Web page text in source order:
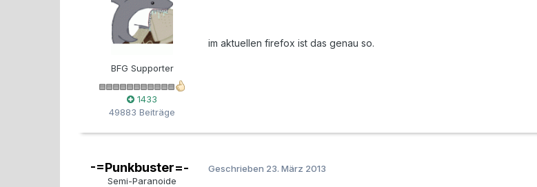
BFG Supporter
1433
49883 Beiträge
im aktuellen firefox ist das genau so.
-=Punkbuster=-
Semi-Paranoide
Geschrieben 23. März 2013